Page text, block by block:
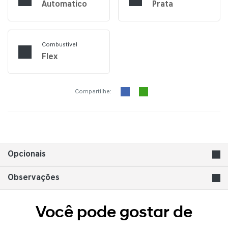
Automatico Prata
Combustível
Flex
Compartilhe:
Opcionais
Observações
Você pode gostar de